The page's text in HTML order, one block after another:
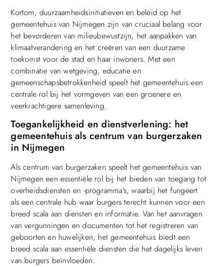
Kortom, duurzaamheidsinitiatieven en beleid op het
gemeentehuis van Nijmegen zijn van cruciaal belang voor
het bevorderen van milieubewustzijn, het aanpakken van
klimaatverandering en het creëren van een duurzame
toekomst voor de stad en haar inwoners. Met een
combinatie van wetgeving, educatie en
gemeenschapsbetrokkenheid speelt het gemeentehuis een
centrale rol bij het vormgeven van een groenere en
veerkrachtigere samenleving.
Toegankelijkheid en dienstverlening: het
gemeentehuis als centrum van burgerzaken
in Nijmegen
Als centrum van burgerzaken speelt het gemeentehuis van
Nijmegen een essentiële rol bij het bieden van toegang tot
overheidsdiensten en -programma’s, waarbij het fungeert
als een centrale hub waar burgers terecht kunnen voor een
breed scala aan diensten en informatie. Van het aanvragen
van vergunningen en documenten tot het registreren van
geboorten en huwelijken, het gemeentehuis biedt een
breed scala aan essentiële diensten die het dagelijks leven
van burgers beïnvloeden.